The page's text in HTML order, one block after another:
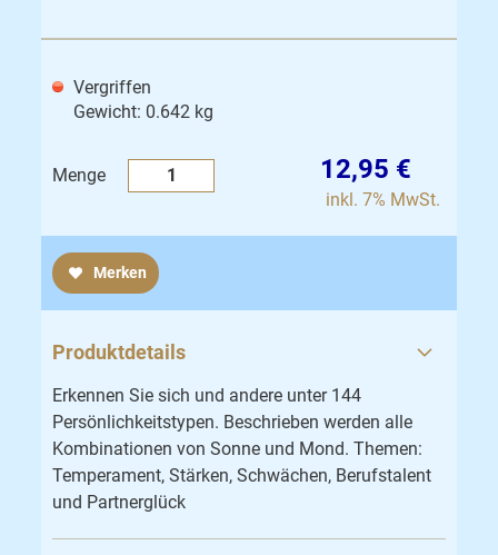
Menge 12,95 €
inkl. 7% MwSt.
Vergriffen
Gewicht: 0.642 kg
Merken
Produktdetails
Erkennen Sie sich und andere unter 144
Persönlichkeitstypen. Beschrieben werden alle
Kombinationen von Sonne und Mond. Themen:
Temperament, Stärken, Schwächen, Berufstalent
und Partnerglück